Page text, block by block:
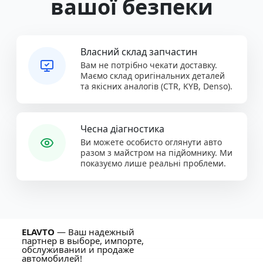
вашої безпеки
Власний склад запчастин
Вам не потрібно чекати доставку.
Маємо склад оригінальних деталей
та якісних аналогів (CTR, KYB, Denso).
Чесна діагностика
Ви можете особисто оглянути авто
разом з майстром на підйомнику. Ми
показуємо лише реальні проблеми.
ELAVTO — Ваш надежный
партнер в выборе, импорте,
обслуживании и продаже
автомобилей!